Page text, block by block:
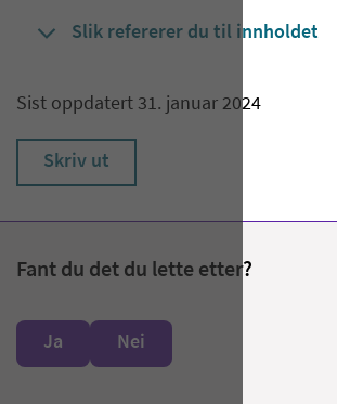
Slik refererer du til innholdet
Sist oppdatert 31. januar 2024
Skriv ut
Fant du det du lette etter?
Ja Nei